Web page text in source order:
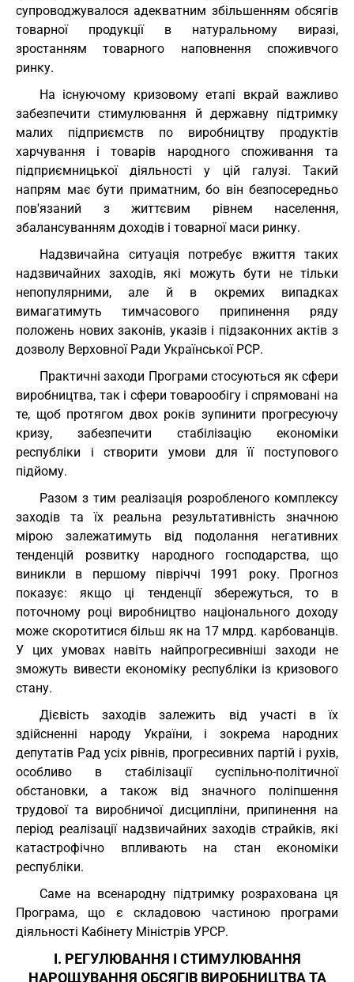
супроводжувалося адекватним збільшенням обсягів
товарної продукції в натуральному виразі,
зростанням товарного наповнення споживчого
ринку.
На існуючому кризовому етапі вкрай важливо
забезпечити стимулювання й державну підтримку
малих підприємств по виробництву продуктів
харчування і товарів народного споживання та
підприємницької діяльності у цій галузі. Такий
напрям має бути приматним, бо він безпосередньо
пов'язаний з життєвим рівнем населення,
збалансуванням доходів і товарної маси ринку.
Надзвичайна ситуація потребує вжиття таких
надзвичайних заходів, які можуть бути не тільки
непопулярними, але й в окремих випадках
вимагатимуть тимчасового припинення ряду
положень нових законів, указів і підзаконних актів з
дозволу Верховної Ради Української РСР.
Практичні заходи Програми стосуються як сфери
виробництва, так і сфери товарообігу і спрямовані на
те, щоб протягом двох років зупинити прогресуючу
кризу, забезпечити стабілізацію економіки
республіки і створити умови для її поступового
підйому.
Разом з тим реалізація розробленого комплексу
заходів та їх реальна результативність значною
мірою залежатимуть від подолання негативних
тенденцій розвитку народного господарства, що
виникли в першому півріччі 1991 року. Прогноз
показує: якщо ці тенденції збережуться, то в
поточному році виробництво національного доходу
може скоротитися більш як на 17 млрд. карбованців.
У цих умовах навіть найпрогресивніші заходи не
зможуть вивести економіку республіки із кризового
стану.
Дієвість заходів залежить від участі в їх
здійсненні народу України, і зокрема народних
депутатів Рад усіх рівнів, прогресивних партій і рухів,
особливо в стабілізації суспільно-політичної
обстановки, а також від значного поліпшення
трудової та виробничої дисципліни, припинення на
період реалізації надзвичайних заходів страйків, які
катастрофічно впливають на стан економіки
республіки.
Саме на всенародну підтримку розрахована ця
Програма, що є складовою частиною програми
діяльності Кабінету Міністрів УРСР.
I. РЕГУЛЮВАННЯ І СТИМУЛЮВАННЯ
НАРОЩУВАННЯ ОБСЯГІВ ВИРОБНИЦТВА ТА